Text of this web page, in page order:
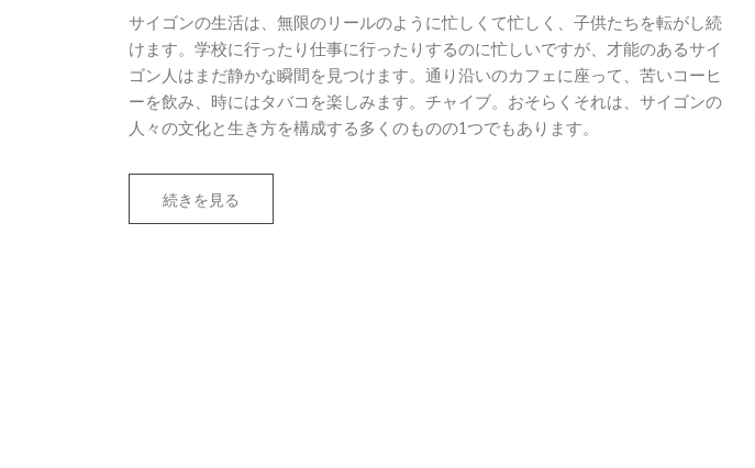
サイゴンの生活は、無限のリールのように忙しくて忙しく、子供たちを転がし続
けます。学校に行ったり仕事に行ったりするのに忙しいですが、才能のあるサイ
ゴン人はまだ静かな瞬間を見つけます。通り沿いのカフェに座って、苦いコーヒ
ーを飲み、時にはタバコを楽しみます。チャイブ。おそらくそれは、サイゴンの
人々の文化と生き方を構成する多くのものの1つでもあります。
続きを見る